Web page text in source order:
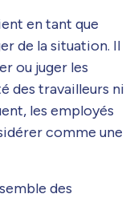
en tant que
de la situation. Il
ou juger les
des travailleurs ni
les employés
comme une
des